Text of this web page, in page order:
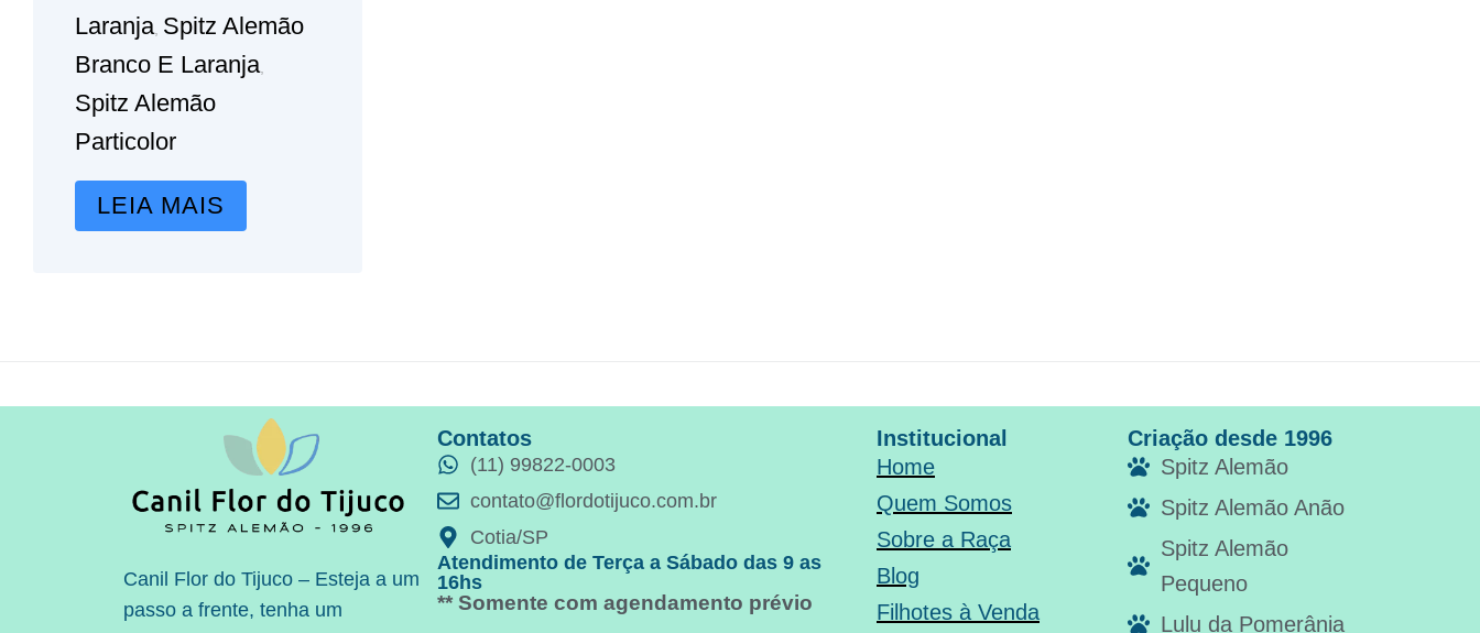
Laranja, Spitz Alemão
Branco E Laranja,
Spitz Alemão
Particolor
LEIA MAIS
Canil Flor do Tijuco – Esteja a um
passo a frente, tenha um
Contatos
(11) 99822-0003
contato@flordotijuco.com.br
Cotia/SP
Atendimento de Terça a Sábado das 9 as
16hs
** Somente com agendamento prévio
Institucional
Home
Quem Somos
Sobre a Raça
Blog
Filhotes à Venda
Criação desde 1996
Spitz Alemão
Spitz Alemão Anão
Spitz Alemão
Pequeno
Lulu da Pomerânia